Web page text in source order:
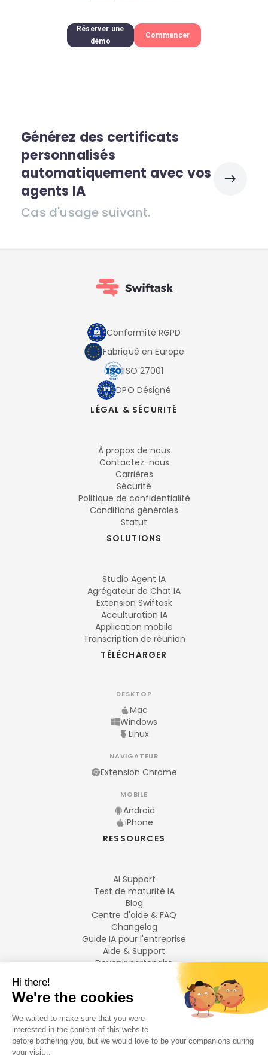
Réserver une
démo
Commencer
Générez des certificats
personnalisés
automatiquement avec vos
agents IA
Cas d'usage suivant.
Conformité RGPD
Fabriqué en Europe
ISO 27001
DPO Désigné
LÉGAL & SÉCURITÉ
À propos de nous
Contactez-nous
Carrières
Sécurité
Politique de confidentialité
Conditions générales
Statut
SOLUTIONS
Studio Agent IA
Agrégateur de Chat IA
Extension Swiftask
Acculturation IA
Application mobile
Transcription de réunion
TÉLÉCHARGER
DESKTOP
Mac
Windows
Linux
NAVIGATEUR
Extension Chrome
MOBILE
Android
iPhone
RESSOURCES
AI Support
Test de maturité IA
Blog
Centre d'aide & FAQ
Changelog
Guide IA pour l'entreprise
Aide & Support
Devenir partenaire
LANGUES
Français
English